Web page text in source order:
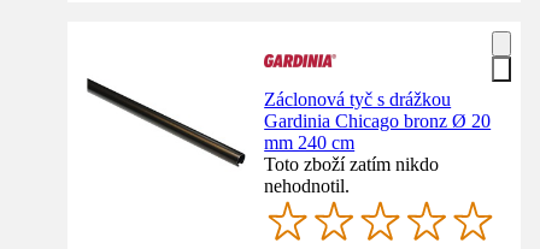
Záclonová tyč s drážkou
Gardinia Chicago bronz Ø 20
mm 240 cm
Toto zboží zatím nikdo
nehodnotil.